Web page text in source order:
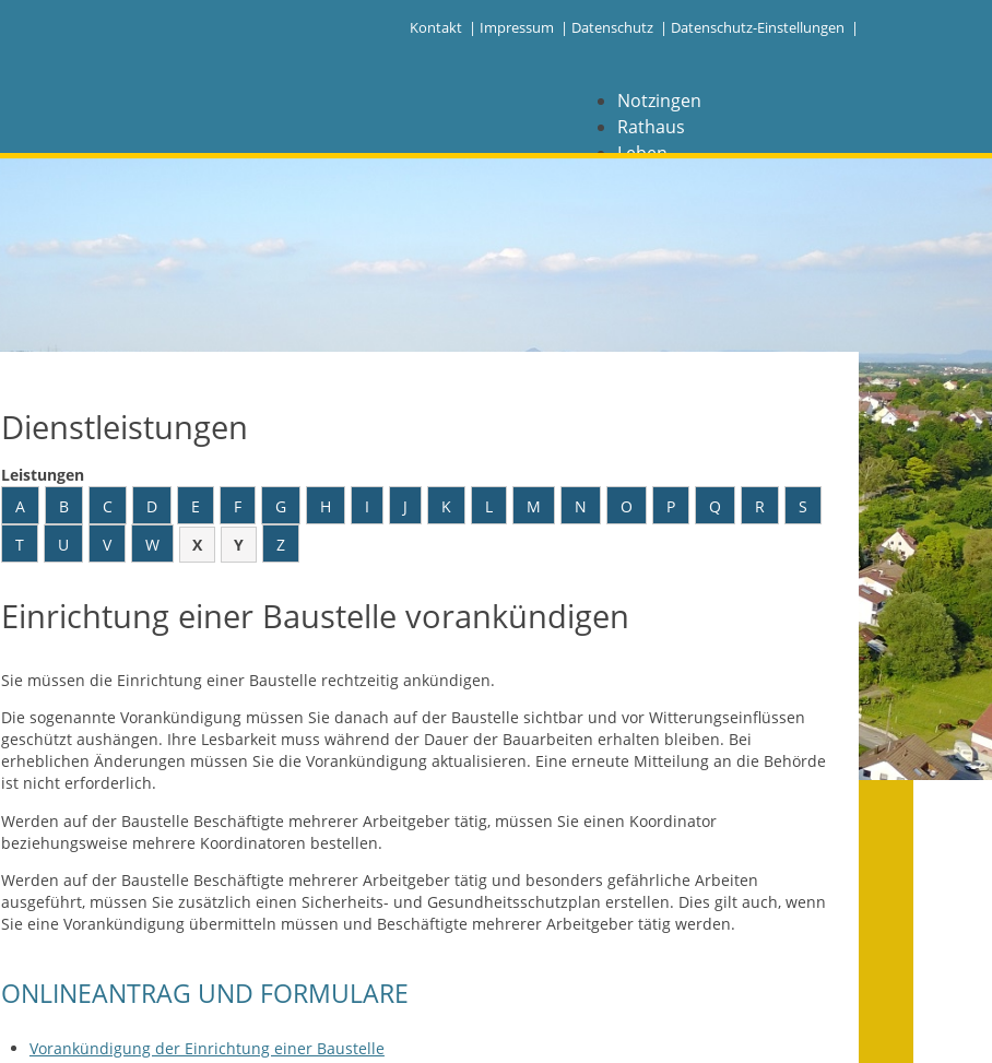
Kontakt | Impressum | Datenschutz | Datenschutz-Einstellungen |
Notzingen
Rathaus
Leben
NAVIGATION
Datenschutz
Gebärdensprache
Was die Alten noch
wussten!
Wagner-Werkstatt
Lärmaktionsplan
Dienstleistungen
Leistungen
A
B C D E F G H I J K L M N O P Q R
S
T
U V W X Y Z
Einrichtung einer Baustelle vorankündigen
Sie müssen die Einrichtung einer Baustelle rechtzeitig ankündigen.
Die sogenannte Vorankündigung müssen Sie danach auf der Baustelle sichtbar und vor Witterungseinflüssen
geschützt aushängen. Ihre Lesbarkeit muss während der Dauer der Bauarbeiten erhalten bleiben. Bei
erheblichen Änderungen müssen Sie die Vorankündigung aktualisieren. Eine erneute Mitteilung an die Behörde
ist nicht erforderlich.
Werden auf der Baustelle Beschäftigte mehrerer Arbeitgeber tätig, müssen Sie einen Koordinator
beziehungsweise mehrere Koordinatoren bestellen.
Werden auf der Baustelle Beschäftigte mehrerer Arbeitgeber tätig und besonders gefährliche Arbeiten
ausgeführt, müssen Sie zusätzlich einen Sicherheits- und Gesundheitsschutzplan erstellen. Dies gilt auch, wenn
Sie eine Vorankündigung übermitteln müssen und Beschäftigte mehrerer Arbeitgeber tätig werden.
ONLINEANTRAG UND FORMULARE
Vorankündigung der Einrichtung einer Baustelle